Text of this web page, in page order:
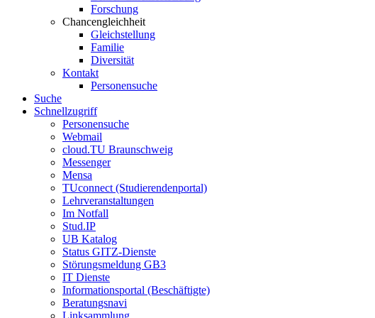
Forschung
Chancengleichheit
Gleichstellung
Familie
Diversität
Kontakt
Personensuche
Suche
Schnellzugriff
Personensuche
Webmail
cloud.TU Braunschweig
Messenger
Mensa
TUconnect (Studierendenportal)
Lehrveranstaltungen
Im Notfall
Stud.IP
UB Katalog
Status GITZ-Dienste
Störungsmeldung GB3
IT Dienste
Informationsportal (Beschäftigte)
Beratungsnavi
Linksammlung